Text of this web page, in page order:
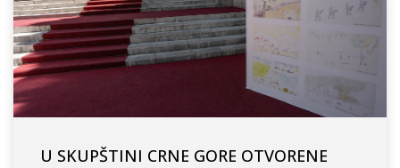
U SKUPŠTINI CRNE GORE OTVORENE